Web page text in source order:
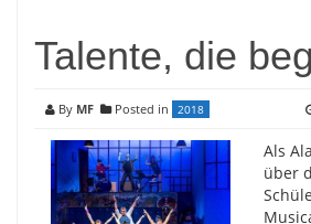
Talente, die
By MF Posted in 2018
Als
über